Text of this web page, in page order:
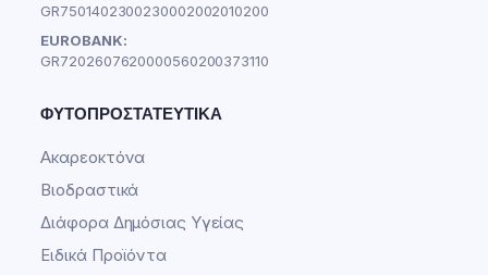
GR7501402300230002002010200
EUROBANK:
GR7202607620000560200373110
ΦΥΤΟΠΡΟΣΤΑΤΕΥΤΙΚΆ
Ακαρεοκτόνα
Βιοδραστικά
Διάφορα Δημόσιας Υγείας
Ειδικά Προϊόντα